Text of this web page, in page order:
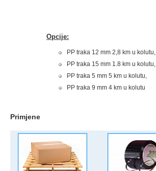
Opcije:
PP traka 12 mm 2,8 km u kolutu,
PP traka 15 mm 1.8 km u kolutu,
PP traka 5 mm 5 km u kolutu,
PP traka 9 mm 4 km u kolutu
Primjene